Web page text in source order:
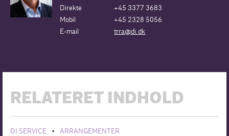
Direkte
+45 3377 3683
Mobil
+45 2328 5056
E-mail
trra@di.dk
RELATERET INDHOLD
DI SERVICE • ARRANGEMENTER